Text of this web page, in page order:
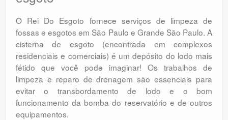
O Rei Do Esgoto fornece serviços de limpeza de
fossas e esgotos em São Paulo e Grande São Paulo. A
cisterna de esgoto (encontrada em complexos
residenciais e comerciais) é um depósito do lodo mais
fétido que você pode imaginar! Os trabalhos de
limpeza e reparo de drenagem são essenciais para
evitar o transbordamento de lodo e o bom
funcionamento da bomba do reservatório e de outros
equipamentos.